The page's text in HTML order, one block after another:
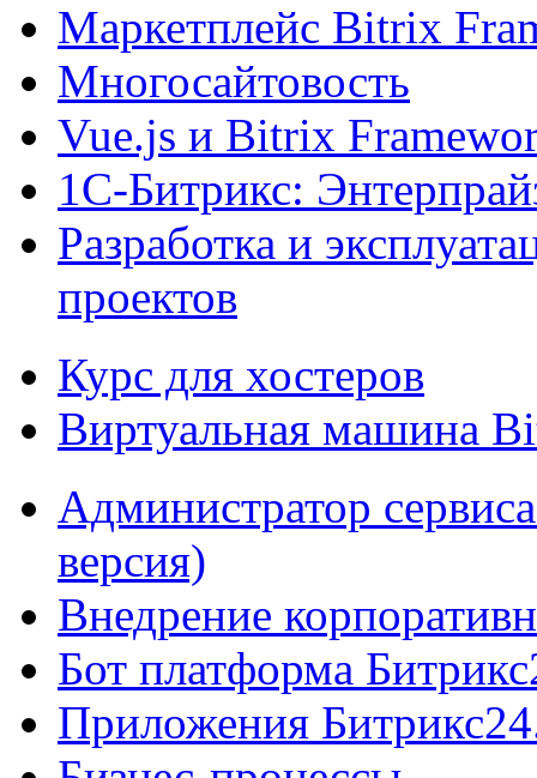
Маркетплейс Bitrix
Многосайтовость
Vue.js и Bitrix
1С-Битрикс:
Разработка и
проектов
Курс для хостеров
Виртуальная машина
Администратор
версия)
Внедрение
Бот платформа
Приложения